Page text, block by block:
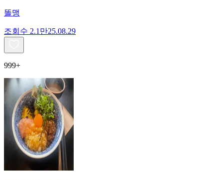
똘맹
조회수 2.1만25.08.29
999+